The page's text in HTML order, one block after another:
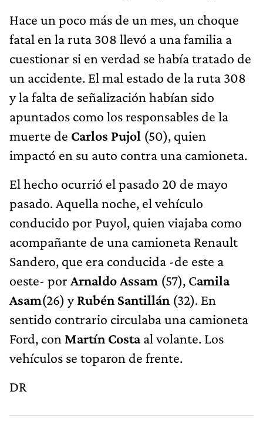
Hace un poco más de un mes, un choque
fatal en la ruta 308 llevó a una familia a
cuestionar si en verdad se había tratado de
un accidente. El mal estado de la ruta 308
y la falta de señalización habían sido
apuntados como los responsables de la
muerte de Carlos Pujol (50), quien
impactó en su auto contra una camioneta.
El hecho ocurrió el pasado 20 de mayo
pasado. Aquella noche, el vehículo
conducido por Puyol, quien viajaba como
acompañante de una camioneta Renault
Sandero, que era conducida -de este a
oeste- por Arnaldo Assam (57), Camila
Asam(26) yRubén Santillán (32). En
sentido contrario circulaba una camioneta
Ford, con Martín Costaal volante. Los
vehículos se toparon de frente.
DR